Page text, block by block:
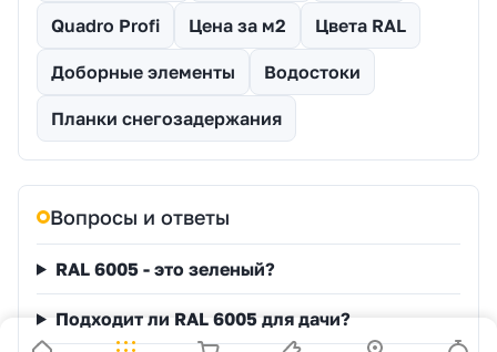
Quadro Profi Цена за м2 Цвета RAL
Доборные элементы Водостоки
Планки снегозадержания
Вопросы и ответы
RAL 6005 - это зеленый?
Подходит ли RAL 6005 для дачи?